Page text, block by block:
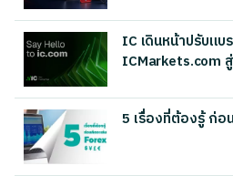
IC เดินหน้าปรับแบ
ICMarkets.com
5 เรื่องที่ต้องรู้ ก่อ